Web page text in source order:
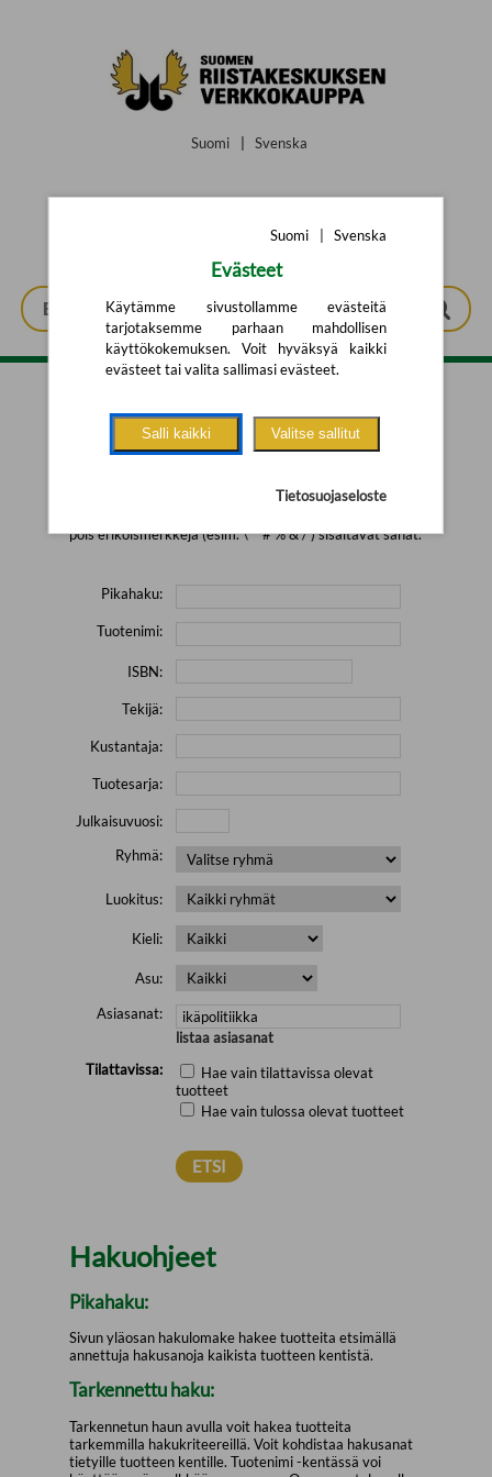
Suomi Svenska
Tarkennettu haku
pois erikoismerkkejä (esim. \' " # % & / ) sisältävät sanat.
Pikahaku:
Tuotenimi:
ISBN:
Tekijä:
Kustantaja:
Tuotesarja:
Julkaisuvuosi:
Ryhmä:
Luokitus:
Kieli:
Asu:
Asiasanat:
listaa asiasanat
Tilattavissa:
Hae vain tilattavissa olevat
tuotteet
Hae vain tulossa olevat tuotteet
Hakuohjeet
Pikahaku:
Sivun yläosan hakulomake hakee tuotteita etsimällä
annettuja hakusanoja kaikista tuotteen kentistä.
Tarkennettu haku:
Tarkennetun haun avulla voit hakea tuotteita
tarkemmilla hakukriteereillä. Voit kohdistaa hakusanat
tietyille tuotteen kentille. Tuotenimi -kentässä voi
Suomi Svenska
Evästeet
Käytämme sivustollamme evästeitä
tarjotaksemme parhaan mahdollisen
käyttökokemuksen. Voit hyväksyä kaikki
evästeet tai valita sallimasi evästeet.
Salli kaikki Valitse sallitut
Tietosuojaseloste